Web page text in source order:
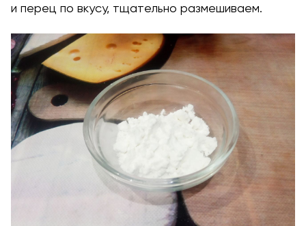
и перец по вкусу, тщательно размешиваем.